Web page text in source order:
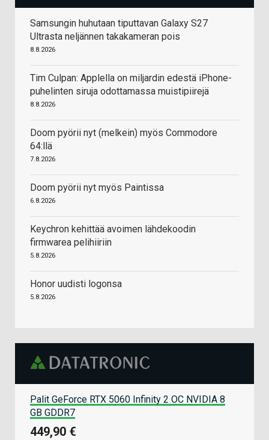
Samsungin huhutaan tiputtavan Galaxy S27
Ultrasta neljännen takakameran pois
8.8.2026
Tim Culpan: Applella on miljardin edestä iPhone-
puhelinten siruja odottamassa muistipiirejä
8.8.2026
Doom pyörii nyt (melkein) myös Commodore
64:llä
7.8.2026
Doom pyörii nyt myös Paintissa
6.8.2026
Keychron kehittää avoimen lähdekoodin
firmwarea pelihiiriin
5.8.2026
Honor uudisti logonsa
5.8.2026
Palit GeForce RTX 5060 Infinity 2 OC NVIDIA 8
GB GDDR7
449,90 €